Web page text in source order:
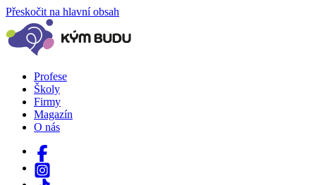
Přeskočit na hlavní obsah
Profese
Školy
Firmy
Magazín
O nás